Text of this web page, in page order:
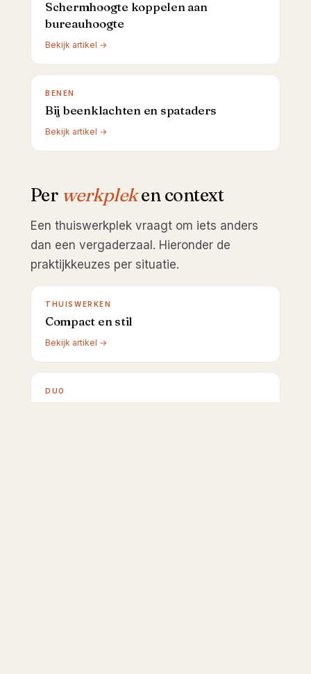
Schermhoogte koppelen aan
bureauhoogte
Bekijk artikel →
BENEN
Bij beenklachten en spataders
Bekijk artikel →
Per werkpleken context
Een thuiswerkplek vraagt om iets anders
dan een vergaderzaal. Hieronder de
praktijkkeuzes per situatie.
THUISWERKEN
Compact en stil
Bekijk artikel →
DUO